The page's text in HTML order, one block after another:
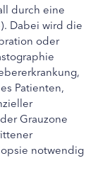
durch eine
Dabei wird die
oder
Patienten,
Grauzone
notwendig